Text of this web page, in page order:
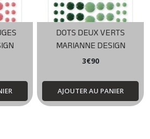
DOTS DEUX VERTS
MARIANNE DESIGN
3€90
AJOUTER AU PANIER